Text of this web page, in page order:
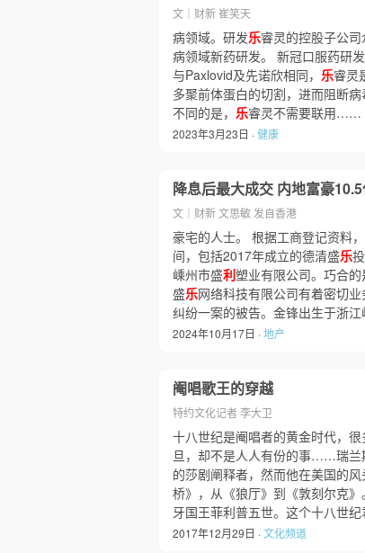
文｜财新 崔笑天
病领域。研发乐睿灵的控股子公
病领域新药研发。 新冠口服药研
与Paxlovid及先诺欣相同， 乐睿灵
多聚前体蛋白的切割，进而阻断
不同的是， 乐睿灵不需要联用……
2023年3月23日 ·健康
降息后最大成交 内地富豪
文｜财新 文思敏 发自香港
豪宅的人士。 根据工商登记资料
间，包括2017年成立的德清盛乐
嵊州市盛利塑业有限公司。巧合
盛乐网络科技有限公司有着密切
纠纷一案的被告。金锋出生于浙
2024年10月17日 ·地产
阉唱歌王的穿越
特约文化记者 李大卫
十八世纪是阉唱者的黄金时代，
旦，却不是人人有份的事……瑞兰
的莎剧阐释者，然而他在美国的
桥》，从《狼厅》到《敦刻尔克
牙国王菲利普五世。这个十八世
2017年12月29日 ·文化频道